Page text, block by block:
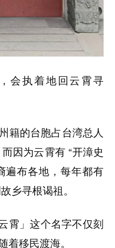
会执着地回云霄寻
籍的台胞占台湾总人
因为云霄有 “开漳史
遍布各地，每年都有
乡寻根谒祖。
霄」这个名字不仅刻
着移民渡海。